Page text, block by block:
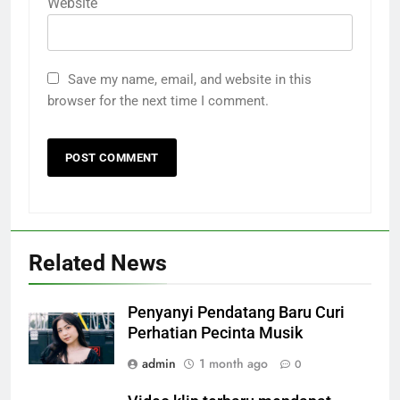
Website
Save my name, email, and website in this
browser for the next time I comment.
Related News
Penyanyi Pendatang Baru Curi
Perhatian Pecinta Musik
admin
1 month ago 0